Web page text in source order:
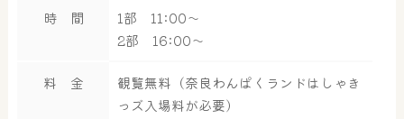
時 間
1部 11:00～
2部 16:00～
料 金
観覧無料（奈良わんぱくランドはしゃき
っズ入場料が必要）